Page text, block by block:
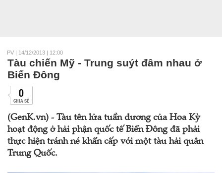
PV | 14/12/2013 | 12:00
Tàu chiến Mỹ - Trung suýt đâm nhau ở
Biển Đông
0
CHIA SẺ
(GenK.vn) - Tàu tên lửa tuần dương của Hoa Kỳ
hoạt động ở hải phận quốc tế Biển Đông đã phải
thực hiện tránh né khẩn cấp với một tàu hải quân
Trung Quốc.